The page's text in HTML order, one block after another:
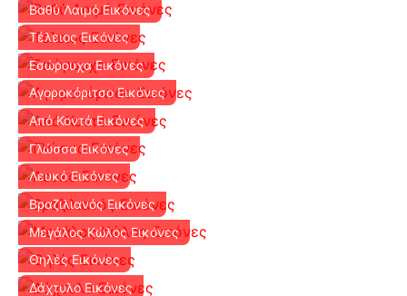
Βαθύ Λαιμό Εικόνες
Τέλειος Εικόνες
Εσώρουχα Εικόνες
Αγοροκόριτσο Εικόνες
Από Κοντά Εικόνες
Γλώσσα Εικόνες
Λευκό Εικόνες
Βραζιλιανός Εικόνες
Μεγάλος Κώλος Εικόνες
Θηλές Εικόνες
Δάχτυλο Εικόνες